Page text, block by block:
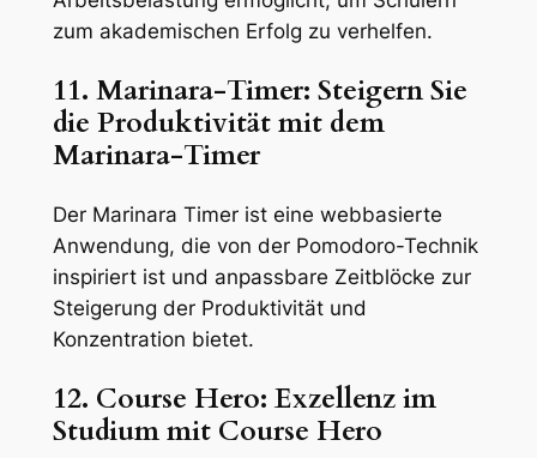
zum akademischen Erfolg zu verhelfen.
11. Marinara-Timer: Steigern Sie
die Produktivität mit dem
Marinara-Timer
Der Marinara Timer ist eine webbasierte
Anwendung, die von der Pomodoro-Technik
inspiriert ist und anpassbare Zeitblöcke zur
Steigerung der Produktivität und
Konzentration bietet.
12. Course Hero: Exzellenz im
Studium mit Course Hero